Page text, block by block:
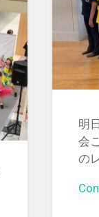
明
会
の